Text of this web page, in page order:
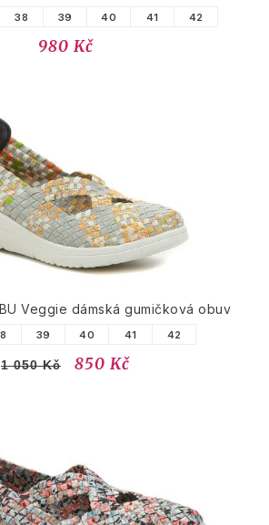
38 39 40 41 42
980 Kč
Veggie dámská gumičková obuv
39 40 41 42
1 050 Kč 850 Kč